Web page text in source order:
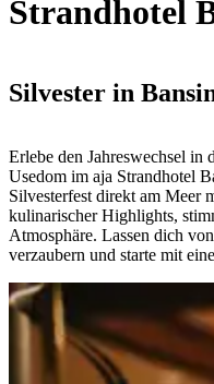
Strandhotel
Silvester in
Erlebe den Jahreswechsel in
Usedom im aja Strandhotel
Silvesterfest direkt am Meer
kulinarischer Highlights,
Atmosphäre. Lassen dich
verzaubern und starte mit